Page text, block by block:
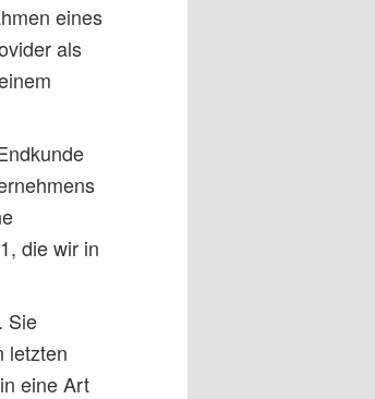
eines
als
die wir in
Sie
letzten
eine Art